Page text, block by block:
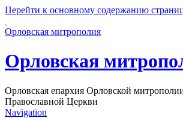
Перейти к основному содержанию
Орловская митрополия
Орловская
Орловская епархия Орловской
Православной Церкви
Navigation